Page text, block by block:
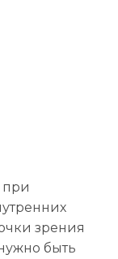
при
зрения
быть